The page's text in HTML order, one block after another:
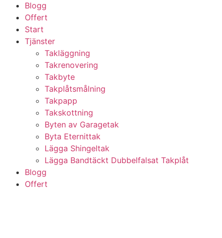
Blogg
Offert
Start
Tjänster
Takläggning
Takrenovering
Takbyte
Takplåtsmålning
Takpapp
Takskottning
Byten av Garagetak
Byta Eternittak
Lägga Shingeltak
Lägga Bandtäckt Dubbelfalsat Takplåt
Blogg
Offert